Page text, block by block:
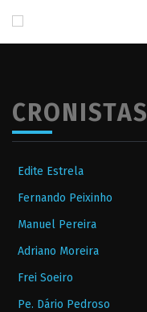
CRONISTAS
Edite Estrela
Fernando Peixinho
Manuel Pereira
Adriano Moreira
Frei Soeiro
Pe. Dário Pedroso